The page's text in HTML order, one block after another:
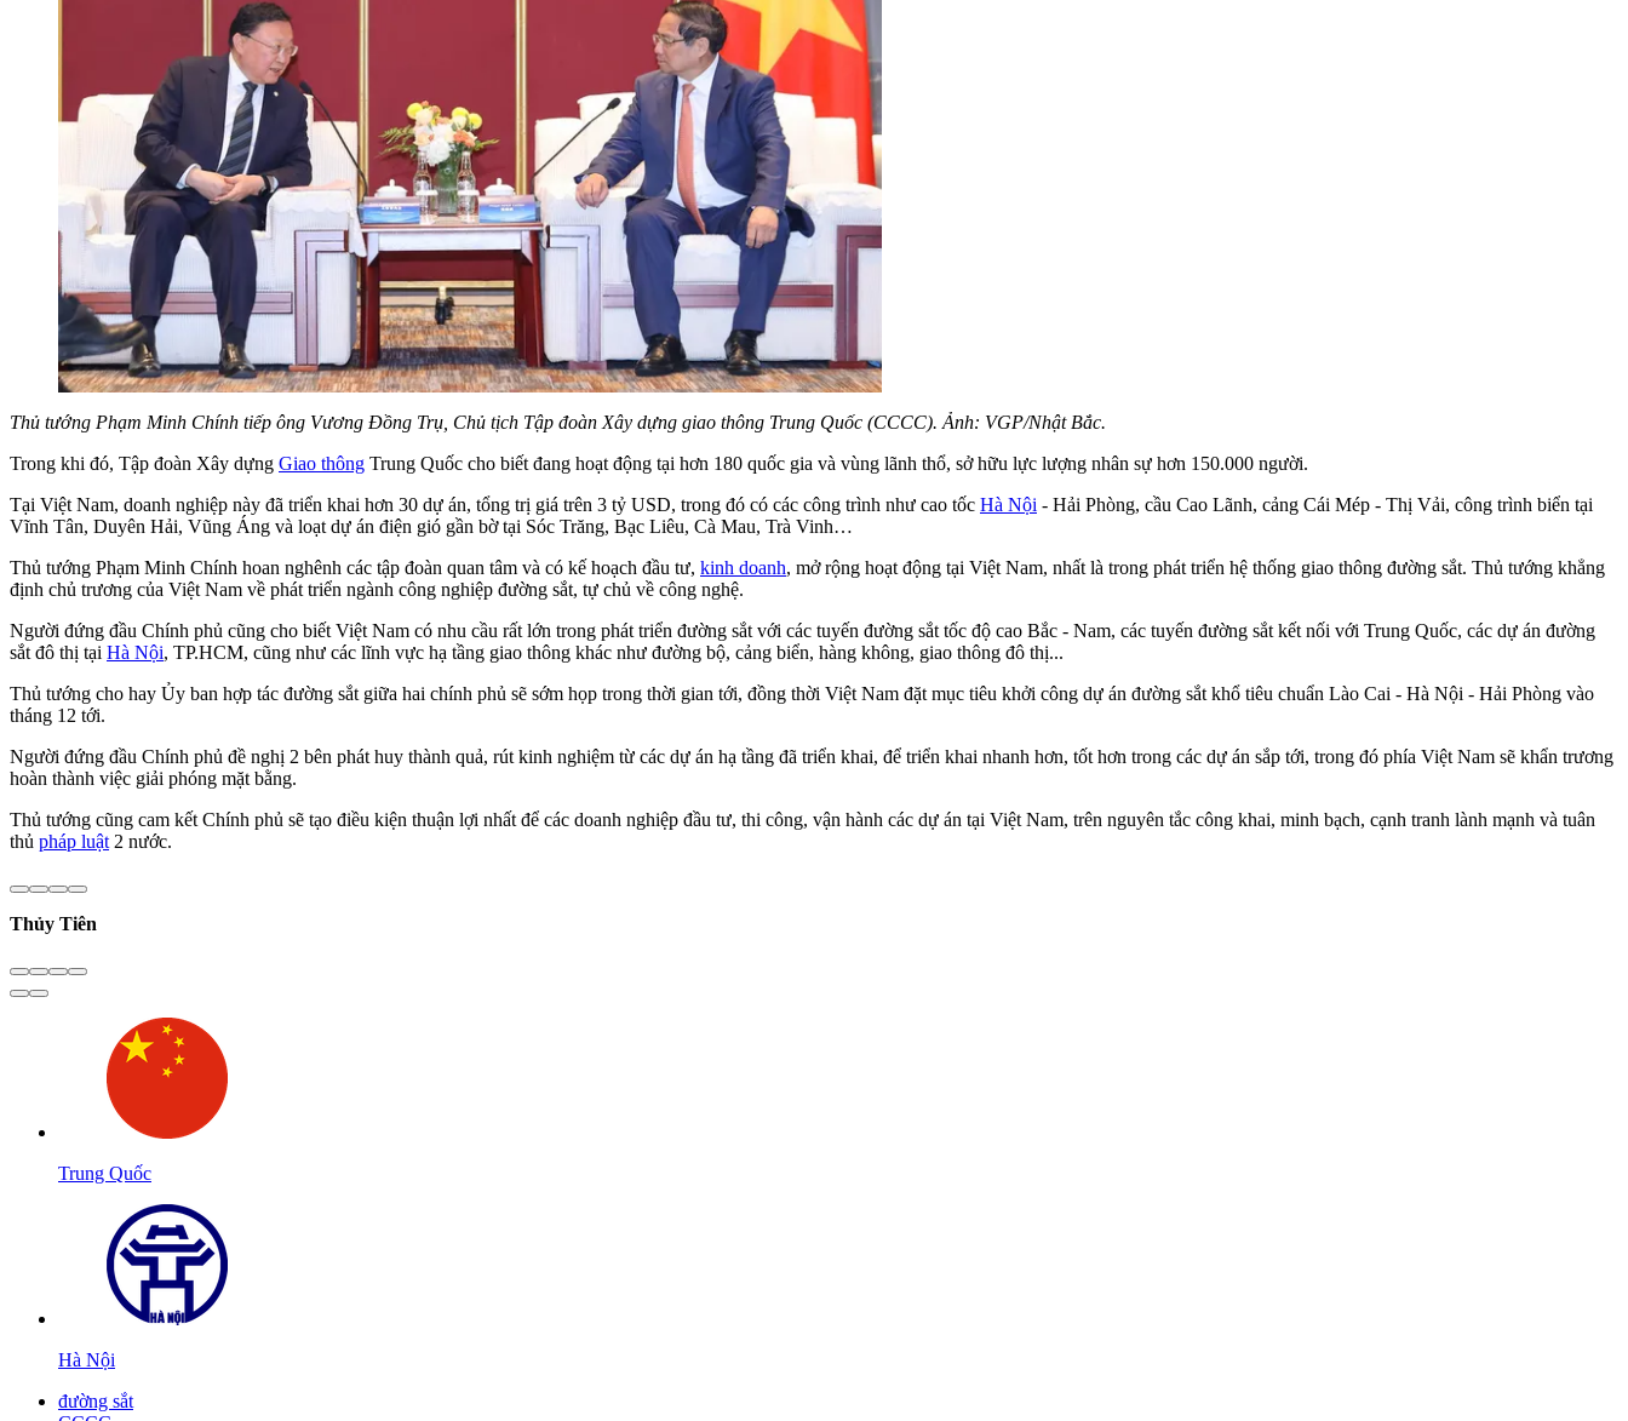
Thủ tướng Phạm Minh Chính tiếp ông Vương Đồng Trụ, Chủ tịch Tập đoàn Xây dựng giao thông Trung Quốc (CCCC). Ảnh: VGP/Nhật Bắc.
Trong khi đó, Tập đoàn Xây dựng Giao thông Trung Quốc cho biết đang hoạt động tại hơn 180 quốc gia và vùng lãnh thổ, sở hữu lực lượng nhân sự hơn 150.000 người.
Tại Việt Nam, doanh nghiệp này đã triển khai hơn 30 dự án, tổng trị giá trên 3 tỷ USD, trong đó có các công trình như cao tốc Hà Nội - Hải Phòng, cầu Cao Lãnh, cảng Cái Mép - Thị Vải, công trình biển tại
Vĩnh Tân, Duyên Hải, Vũng Áng và loạt dự án điện gió gần bờ tại Sóc Trăng, Bạc Liêu, Cà Mau, Trà Vinh…
Thủ tướng Phạm Minh Chính hoan nghênh các tập đoàn quan tâm và có kế hoạch đầu tư, kinh doanh, mở rộng hoạt động tại Việt Nam, nhất là trong phát triển hệ thống giao thông đường sắt. Thủ tướng khẳng
định chủ trương của Việt Nam về phát triển ngành công nghiệp đường sắt, tự chủ về công nghệ.
Người đứng đầu Chính phủ cũng cho biết Việt Nam có nhu cầu rất lớn trong phát triển đường sắt với các tuyến đường sắt tốc độ cao Bắc - Nam, các tuyến đường sắt kết nối với Trung Quốc, các dự án đường
sắt đô thị tại Hà Nội, TP.HCM, cũng như các lĩnh vực hạ tầng giao thông khác như đường bộ, cảng biển, hàng không, giao thông đô thị...
Thủ tướng cho hay Ủy ban hợp tác đường sắt giữa hai chính phủ sẽ sớm họp trong thời gian tới, đồng thời Việt Nam đặt mục tiêu khởi công dự án đường sắt khổ tiêu chuẩn Lào Cai - Hà Nội - Hải Phòng vào
tháng 12 tới.
Người đứng đầu Chính phủ đề nghị 2 bên phát huy thành quả, rút kinh nghiệm từ các dự án hạ tầng đã triển khai, để triển khai nhanh hơn, tốt hơn trong các dự án sắp tới, trong đó phía Việt Nam sẽ khẩn trương
hoàn thành việc giải phóng mặt bằng.
Thủ tướng cũng cam kết Chính phủ sẽ tạo điều kiện thuận lợi nhất để các doanh nghiệp đầu tư, thi công, vận hành các dự án tại Việt Nam, trên nguyên tắc công khai, minh bạch, cạnh tranh lành mạnh và tuân
thủ pháp luật 2 nước.
Thủy Tiên
Trung Quốc
Hà Nội
đường sắt